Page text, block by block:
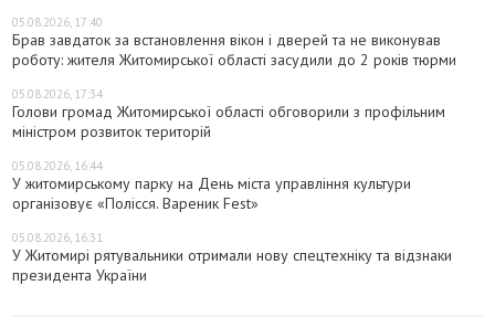
05.08.2026, 17:40
Брав завдаток за встановлення вікон і дверей та не виконував
роботу: жителя Житомирської області засудили до 2 років тюрми
05.08.2026, 17:34
Голови громад Житомирської області обговорили з профільним
міністром розвиток територій
05.08.2026, 16:44
У житомирському парку на День міста управління культури
організовує «Полісся. Вареник Fest»
05.08.2026, 16:31
У Житомирі рятувальники отримали нову спецтехніку та відзнаки
президента України